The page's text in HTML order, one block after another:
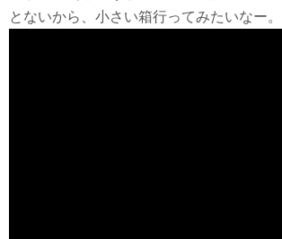
とないから、小さい箱行ってみたいなー。